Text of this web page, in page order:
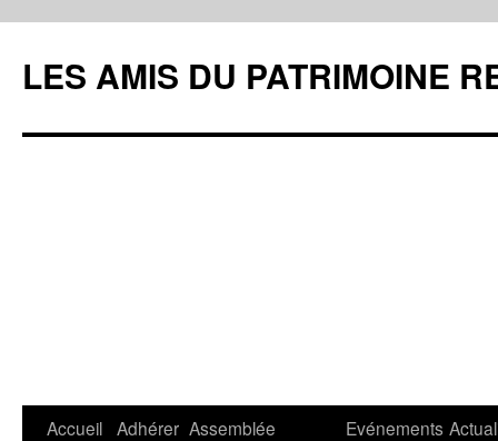
LES AMIS DU PATRIMOINE
Aller
Accueil Adhérer Assemblée
Evénements